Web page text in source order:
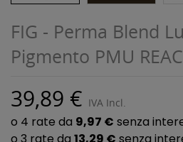
FIG - Perma Blend
Pigmento PMU
39,89 € IVA Incl.